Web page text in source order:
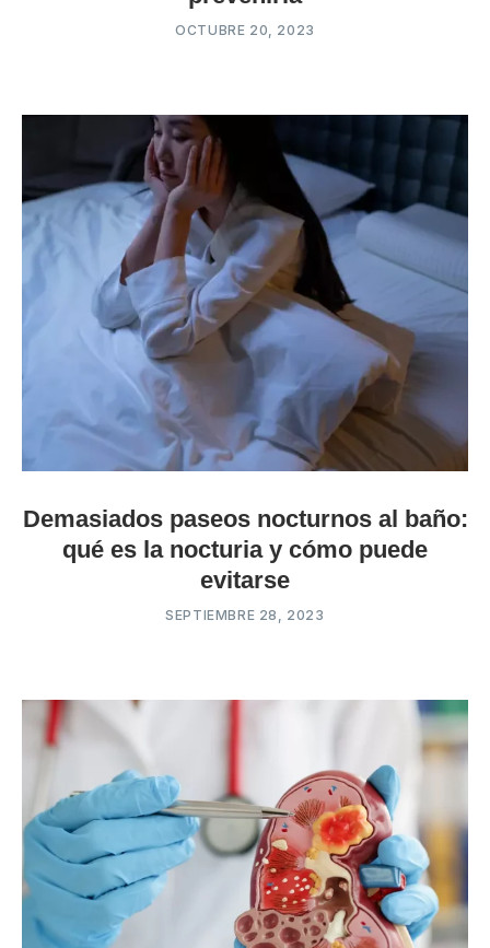
OCTUBRE 20, 2023
Demasiados paseos nocturnos al baño:
qué es la nocturia y cómo puede
evitarse
SEPTIEMBRE 28, 2023